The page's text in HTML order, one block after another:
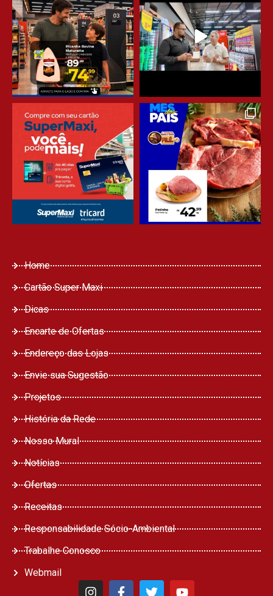
Home
Cartão Super Maxi
Dicas
Encarte de Ofertas
Endereço das Lojas
Envie sua Sugestão
Projetos
História da Rede
Nosso Mural
Notícias
Ofertas
Receitas
Responsabilidade Sócio-Ambiental
Trabalhe Conosco
Webmail